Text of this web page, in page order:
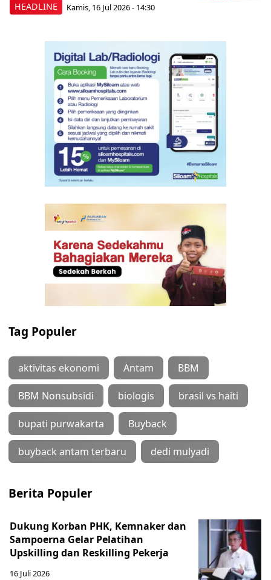
HEADLINE Kamis, 16 Jul 2026 - 14:30
Tag Populer
aktivitas ekonomi Antam BBM
BBM Nonsubsidi biologis brasil vs haiti
bupati purwakarta Buyback
buyback antam terbaru dedi mulyadi
Berita Populer
Dukung Korban PHK, Kemnaker dan
Sampoerna Gelar Pelatihan
Upskilling dan Reskilling Pekerja
16 Juli 2026